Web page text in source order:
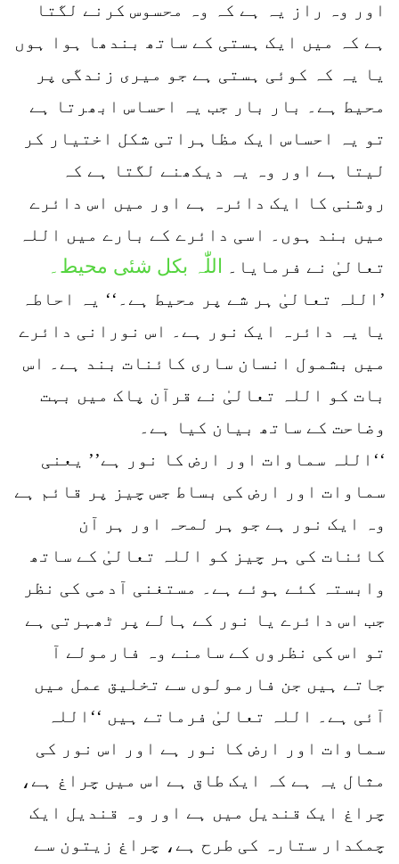
اور وہ راز یہ ہے کہ وہ محسوس کرنے لگتا
ہے کہ میں ایک ہستی کے ساتھ بندھا ہوا ہوں
یا یہ کہ کوئی ہستی ہے جو میری زندگی پر
محیط ہے۔ بار بار جب یہ احساس ابھرتا ہے
تو یہ احساس ایک مظاہراتی شکل اختیار کر
لیتا ہے اور وہ یہ دیکھنے لگتا ہے کہ
روشنی کا ایک دائرہ ہے اور میں اس دائرے
میں بند ہوں۔ اسی دائرے کے بارے میں اللہ
تعالیٰ نے فرمایا۔ اللّٰہ بکل شئی محیط۔
’اللہ تعالیٰ ہر شے پر محیط ہے۔‘‘ یہ احاطہ
یا یہ دائرہ ایک نور ہے۔ اس نورانی دائرے
میں بشمول انسان ساری کائنات بند ہے۔ اس
بات کو اللہ تعالیٰ نے قرآن پاک میں بہت
وضاحت کے ساتھ بیان کیا ہے۔
‘‘اللہ سماوات اور ارض کا نور ہے’’ یعنی
سماوات اور ارض کی بساط جس چیز پر قائم ہے
وہ ایک نور ہے جو ہر لمحہ اور ہر آن
کائنات کی ہر چیز کو اللہ تعالیٰ کے ساتھ
وابستہ کئے ہوئے ہے۔ مستغنی آدمی کی نظر
جب اس دائرے یا نور کے ہالے پر ٹھہرتی ہے
تو اس کی نظروں کے سامنے وہ فارمولے آ
جاتے ہیں جن فارمولوں سے تخلیق عمل میں
آئی ہے۔ اللہ تعالیٰ فرماتے ہیں ‘‘اللہ
سماوات اور ارض کا نور ہے اور اس نور کی
مثال یہ ہے کہ ایک طاق ہے اس میں چراغ ہے،
چراغ ایک قندیل میں ہے اور وہ قندیل ایک
چمکدار ستارہ کی طرح ہے، چراغ زیتون سے